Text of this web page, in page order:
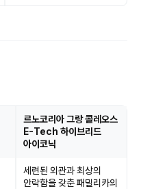
르노코리아 그랑 콜레오스
E-Tech 하이브리드
아이코닉
세련된 외관과 최상의
안락함을 갖춘 패밀리카의